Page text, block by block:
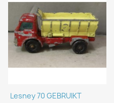
Lesney 70 GEBRUIKT